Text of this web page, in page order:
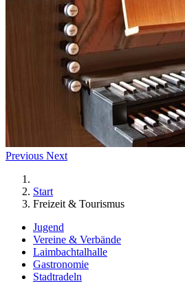
Previous Next
Start
Freizeit & Tourismus
Jugend
Vereine & Verbände
Laimbachtalhalle
Gastronomie
Stadtradeln